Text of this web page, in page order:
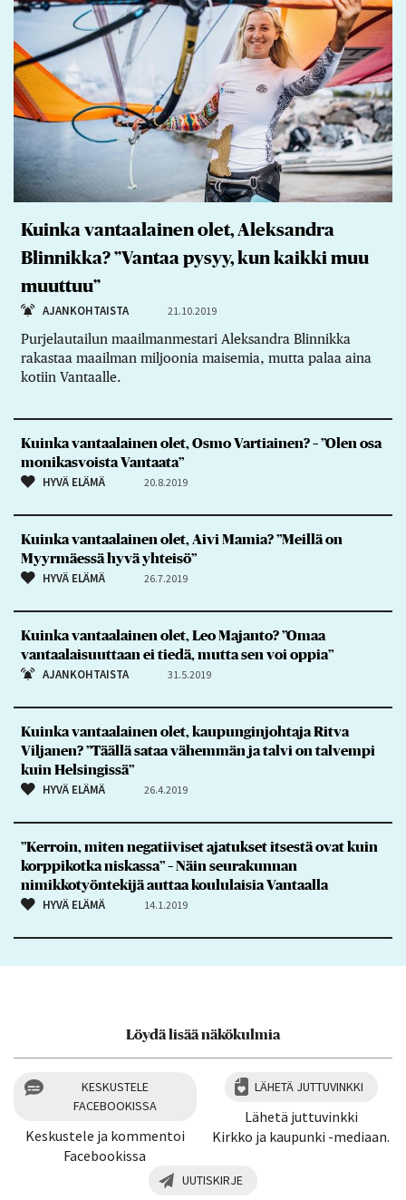
Kuinka vantaalainen olet, Aleksandra
Blinnikka? ”Vantaa pysyy, kun kaikki muu
muuttuu”
AJANKOHTAISTA 21.10.2019
Purjelautailun maailmanmestari Aleksandra Blinnikka
rakastaa maailman miljoonia maisemia, mutta palaa aina
kotiin Vantaalle.
Kuinka vantaalainen olet, Osmo Vartiainen? – ”Olen osa
monikasvoista Vantaata”
HYVÄ ELÄMÄ 20.8.2019
Kuinka vantaalainen olet, Aivi Mamia? ”Meillä on
Myyrmäessä hyvä yhteisö”
HYVÄ ELÄMÄ 26.7.2019
Kuinka vantaalainen olet, Leo Majanto? ”Omaa
vantaalaisuuttaan ei tiedä, mutta sen voi oppia”
AJANKOHTAISTA 31.5.2019
Kuinka vantaalainen olet, kaupunginjohtaja Ritva
Viljanen? ”Täällä sataa vähemmän ja talvi on talvempi
kuin Helsingissä”
HYVÄ ELÄMÄ 26.4.2019
”Kerroin, miten negatiiviset ajatukset itsestä ovat kuin
korppikotka niskassa” – Näin seurakunnan
nimikkotyöntekijä auttaa koululaisia Vantaalla
HYVÄ ELÄMÄ 14.1.2019
Löydä lisää näkökulmia
KESKUSTELE
FACEBOOKISSA
Keskustele ja kommentoi
Facebookissa
LÄHETÄ JUTTUVINKKI
Lähetä juttuvinkki
Kirkko ja kaupunki -mediaan.
UUTISKIRJE